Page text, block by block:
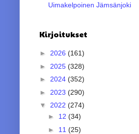
Uimakelpoinen Jämsänjoki
Kirjoitukset
► 2026 (161)
► 2025 (328)
► 2024 (352)
► 2023 (290)
▼ 2022 (274)
► 12 (34)
► 11 (25)